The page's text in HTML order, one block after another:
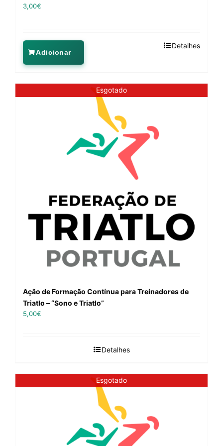
3,00€
Adicionar
Detalhes
Esgotado
Ação de Formação Contínua para Treinadores de
Triatlo – “Sono e Triatlo”
5,00€
Detalhes
Esgotado